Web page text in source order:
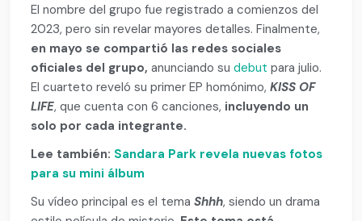
El nombre del grupo fue registrado a comienzos del
2023, pero sin revelar mayores detalles. Finalmente,
en mayo se compartió las redes sociales
oficiales del grupo, anunciando sudebut para julio.
El cuarteto reveló su primer EP homónimo,KISS OF
LIFE, que cuenta con 6 canciones, incluyendo un
solo por cada integrante.
Lee también: Sandara Park revela nuevas fotos
para su mini álbum
Su vídeo principal es el temaShhh, siendo un drama